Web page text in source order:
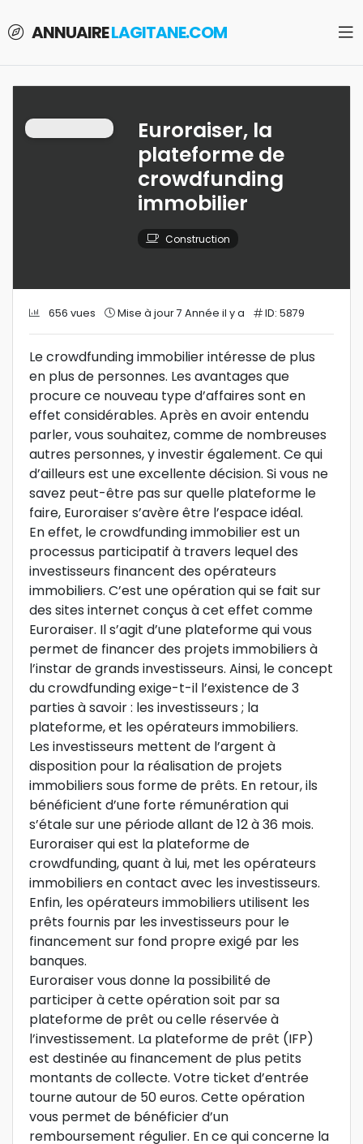
ANNUAIRELAGITANE.COM
Euroraiser, la
plateforme de
crowdfunding
immobilier
Construction
656 vues Mise à jour 7 Année il y a ID: 5879
Le crowdfunding immobilier intéresse de plus
en plus de personnes. Les avantages que
procure ce nouveau type d’affaires sont en
effet considérables. Après en avoir entendu
parler, vous souhaitez, comme de nombreuses
autres personnes, y investir également. Ce qui
d’ailleurs est une excellente décision. Si vous ne
savez peut-être pas sur quelle plateforme le
faire, Euroraiser s’avère être l’espace idéal.
En effet, le crowdfunding immobilier est un
processus participatif à travers lequel des
investisseurs financent des opérateurs
immobiliers. C’est une opération qui se fait sur
des sites internet conçus à cet effet comme
Euroraiser. Il s’agit d’une plateforme qui vous
permet de financer des projets immobiliers à
l’instar de grands investisseurs. Ainsi, le concept
du crowdfunding exige-t-il l’existence de 3
parties à savoir : les investisseurs ; la
plateforme, et les opérateurs immobiliers.
Les investisseurs mettent de l’argent à
disposition pour la réalisation de projets
immobiliers sous forme de prêts. En retour, ils
bénéficient d’une forte rémunération qui
s’étale sur une période allant de 12 à 36 mois.
Euroraiser qui est la plateforme de
crowdfunding, quant à lui, met les opérateurs
immobiliers en contact avec les investisseurs.
Enfin, les opérateurs immobiliers utilisent les
prêts fournis par les investisseurs pour le
financement sur fond propre exigé par les
banques.
Euroraiser vous donne la possibilité de
participer à cette opération soit par sa
plateforme de prêt ou celle réservée à
l’investissement. La plateforme de prêt (IFP)
est destinée au financement de plus petits
montants de collecte. Votre ticket d’entrée
tourne autour de 50 euros. Cette opération
vous permet de bénéficier d’un
remboursement régulier. En ce qui concerne la